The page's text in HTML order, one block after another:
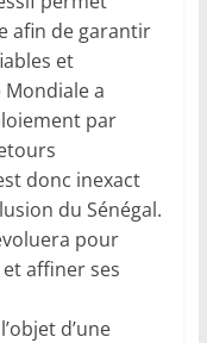
afin de garantir
et
a
par
donc inexact
du Sénégal.
pour
affiner ses
d’une